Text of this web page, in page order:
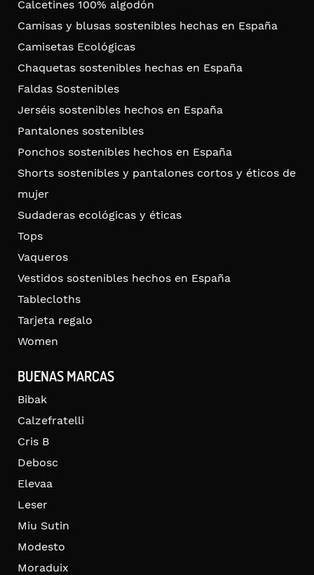
Calcetines 100% algodón
Camisas y blusas sostenibles hechas en España
Camisetas Ecológicas
Chaquetas sostenibles hechas en España
Faldas Sostenibles
Jerséis sostenibles hechos en España
Pantalones sostenibles
Ponchos sostenibles hechos en España
Shorts sostenibles y pantalones cortos y éticos de
mujer
Sudaderas ecológicas y éticas
Tops
Vaqueros
Vestidos sostenibles hechos en España
Tablecloths
Tarjeta regalo
Women
BUENAS MARCAS
Bibak
Calzefratelli
Cris B
Debosc
Elevaa
Leser
Miu Sutin
Modesto
Moraduix